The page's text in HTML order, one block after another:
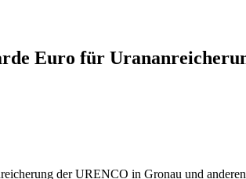
Euro für
der URENCO in Gronau und